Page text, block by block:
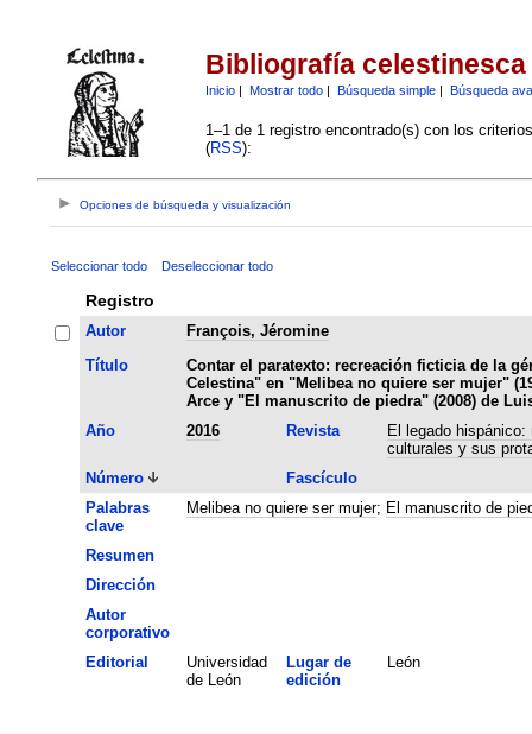
Bibliografía celestinesca
Inicio| Mostrar todo| Búsqueda simple| Búsqueda
1–1 de 1 registro encontrado(s) con los
(RSS):
Opciones de búsqueda y visualización
Seleccionar todo Deseleccionar todo
Registro
Autor
François, Jéromine
Título
Contar el paratexto: recreación ficticia de la
Celestina" en "Melibea no quiere ser mujer"
Arce y "El manuscrito de piedra" (2008) de
Año
2016 Revista
El legado
culturales y sus
Número
Fascículo
Palabras
clave
Melibea no quiere ser mujer; El manuscrito de
Resumen
Dirección
Autor
corporativo
Editorial
Universidad
de León
Lugar de
edición
León